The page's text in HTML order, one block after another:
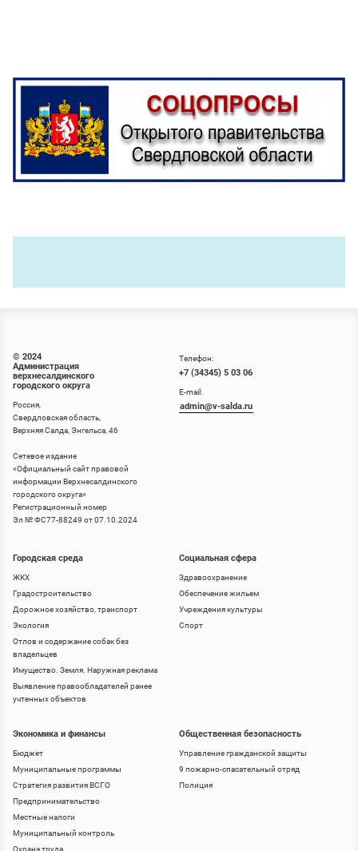
© 2024
Администрация
верхнесалдинского
городского округа
Россия,
Свердловская область,
Верхняя Салда, Энгельса, 46
Сетевое издание
«Официальный сайт правовой
информации Верхнесалдинского
городского округа»
Регистрационный номер
Эл № ФС77-88249 от 07.10.2024
Городская среда
ЖКХ
Градостроительство
Дорожное хозяйство, транспорт
Экология
Отлов и содержание собак без
владельцев
Имущество. Земля. Наружная реклама
Выявление правообладателей ранее
учтенных объектов
Социальная сфера
Здравоохранение
Обеспечение жильем
Учреждения культуры
Спорт
Телефон:
+7 (34345) 5 03 06
E-mail:
admin@v-salda.ru
Экономика и финансы
Бюджет
Муниципальные программы
Стратегия развития ВСГО
Предпринимательство
Местные налоги
Муниципальный контроль
Охрана труда
Общественная безопасность
Управление гражданской защиты
9 пожарно-спасательный отряд
Полиция